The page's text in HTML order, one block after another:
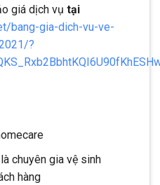
giá dịch vụ tại
bang-gia-dich-vu-ve-
?
chuyên gia vệ sinh
hàng